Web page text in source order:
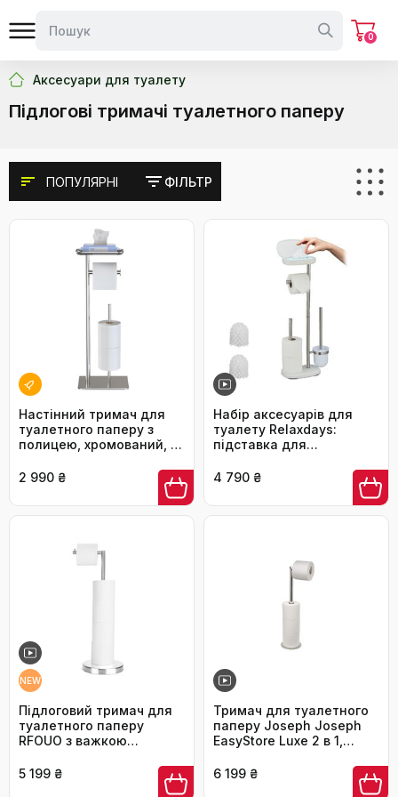
0
Аксесуари для туалету
Підлогові тримачі туалетного паперу
ПОПУЛЯРНІ ФІЛЬТР
Настінний тримач для
туалетного паперу з
полицею, хромований, з
рулонів
2 990 ₴
Набір аксесуарів для
туалету Relaxdays:
підставка для
йоржик та полиця, білий,
4 790 ₴
NEW
Підлоговий тримач для
туалетного паперу
RFOUO з важкою
рулонів з нержавіючої
5 199 ₴
Тримач для туалетного
паперу Joseph Joseph
EasyStore Luxe 2 в 1,
преміум нержавіючої
сталі, органайзер на 4
6 199 ₴